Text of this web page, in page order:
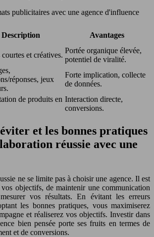
Description Avantages
et créatives.
Portée organique élevée,
potentiel de viralité.
réponses, jeux
Forte implication, collecte
de données.
de produits en Interaction directe,
conversions.
et les bonnes pratiques
réussie avec une
ne se limite pas à choisir une agence. Il est
objectifs, de maintenir une communication
vos résultats. En évitant les erreurs
les bonnes pratiques, vous maximiserez
et réaliserez vos objectifs. Investir dans
bien pensée porte ses fruits en termes de
et de conversions.